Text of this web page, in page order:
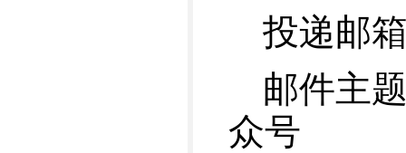
投递邮
邮件主
众号